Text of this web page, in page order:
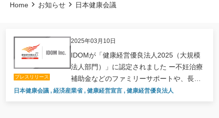
Home お知らせ 日本健康会議
2025年03月10日
プレスリリース
IDOMが「健康経営優良法人2025（大規模
法人部門）」に認定されました ー不妊治療
補助金などのファミリーサポートや、長時
間労働撤廃に向けた取り組みを推進ー
日本健康会議 , 経済産業省, 健康経営宣言 , 健康経営優良法人